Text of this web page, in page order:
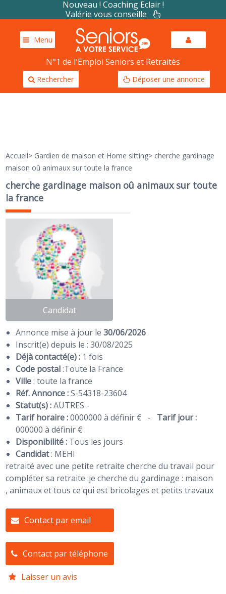
Nouveau ! Coaching Eclair !
Valérie vous conseille
Menu
N°1 de l'Emploi Seniors et Retraités
Rechercher Déposer une annonce
Accueil> Gardien de maison et Home sitting> cherche gardinage
maison oû animaux sur toute la france
cherche gardinage maison oû animaux sur toute
la france
Candidat
Annonce mise à jour le30/06/2026
Inscrit(e) depuis le : 30/08/2025
Déjà contacté(e) : 1 fois
Code postal:Toute la France
Ville: toute la france
Réf. Annonce :S-54318-23604
Statut(s) :AUTRES -
Tarif horaire :0000000 à définir € -
Tarif jour :
000000 à définir €
Disponibilité : Tous les jours
Candidat: MEHI
retraité avec une petite retraite cherche du travail pour
compléter sa retraite :je cherche du gardinage : maison
, animaux et tous ce qui est bricolages et petits travaux
Contact par email
Contact par téléphone
Laisser un avis